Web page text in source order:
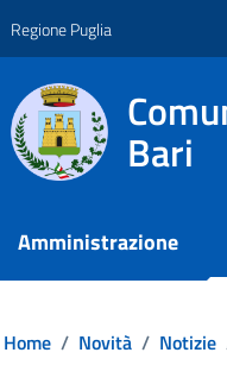
Regione Puglia
Bari
Amministrazione
Home / Novità / Notizie